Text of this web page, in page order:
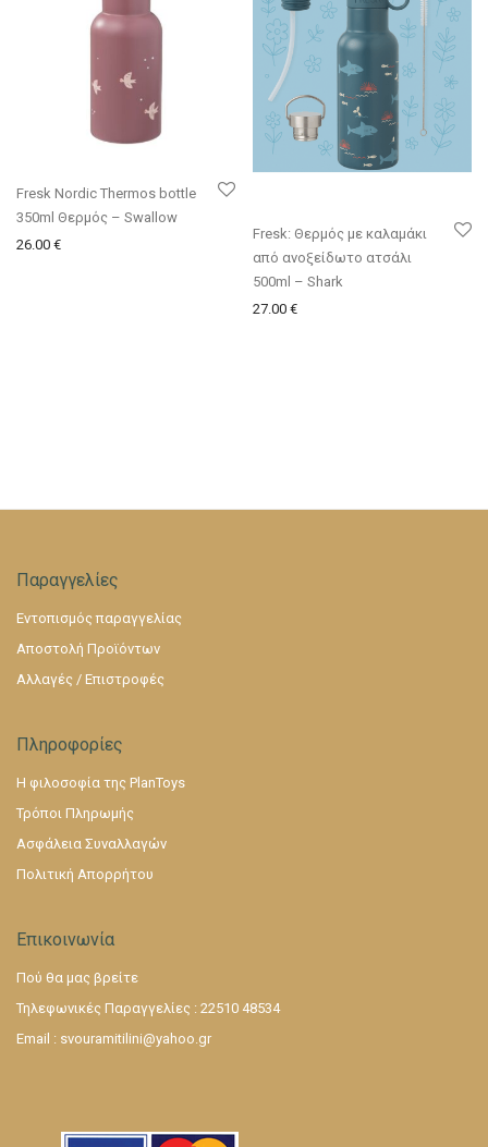
Fresk Nordic Thermos bottle
350ml Θερμός – Swallow
26.00 €
Fresk: Θερμός με καλαμάκι
από ανοξείδωτο ατσάλι
500ml – Shark
27.00 €
Παραγγελίες
Εντοπισμός παραγγελίας
Αποστολή Προϊόντων
Αλλαγές / Επιστροφές
Πληροφορίες
Η φιλοσοφία της PlanToys
Τρόποι Πληρωμής
Ασφάλεια Συναλλαγών
Πολιτική Απορρήτου
Επικοινωνία
Πού θα μας βρείτε
Τηλεφωνικές Παραγγελίες : 22510 48534
Email : svouramitilini@yahoo.gr